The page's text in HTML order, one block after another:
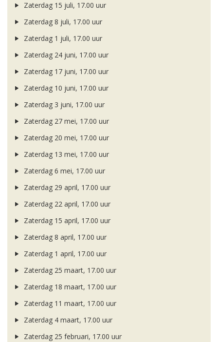
Zaterdag 15 juli, 17.00 uur
Zaterdag 8 juli, 17.00 uur
Zaterdag 1 juli, 17.00 uur
Zaterdag 24 juni, 17.00 uur
Zaterdag 17 juni, 17.00 uur
Zaterdag 10 juni, 17.00 uur
Zaterdag 3 juni, 17.00 uur
Zaterdag 27 mei, 17.00 uur
Zaterdag 20 mei, 17.00 uur
Zaterdag 13 mei, 17.00 uur
Zaterdag 6 mei, 17.00 uur
Zaterdag 29 april, 17.00 uur
Zaterdag 22 april, 17.00 uur
Zaterdag 15 april, 17.00 uur
Zaterdag 8 april, 17.00 uur
Zaterdag 1 april, 17.00 uur
Zaterdag 25 maart, 17.00 uur
Zaterdag 18 maart, 17.00 uur
Zaterdag 11 maart, 17.00 uur
Zaterdag 4 maart, 17.00 uur
Zaterdag 25 februari, 17.00 uur